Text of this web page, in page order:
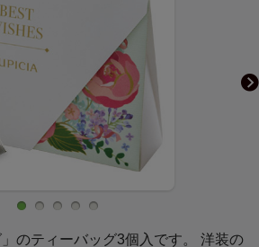
」のティーバッグ3個入です。 洋装の